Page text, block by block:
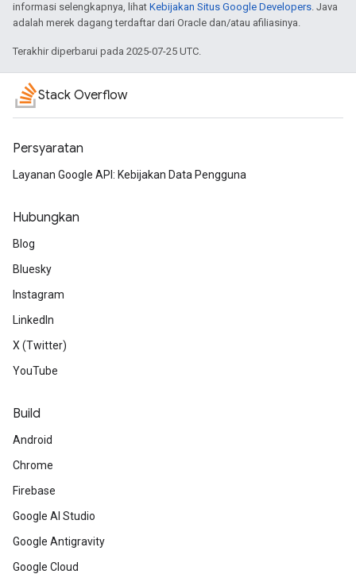
informasi selengkapnya, lihat Kebijakan Situs Google Developers. Java
adalah merek dagang terdaftar dari Oracle dan/atau afiliasinya.
Terakhir diperbarui pada 2025-07-25 UTC.
Stack Overflow
Persyaratan
Layanan Google API: Kebijakan Data Pengguna
Hubungkan
Blog
Bluesky
Instagram
LinkedIn
X (Twitter)
YouTube
Build
Android
Chrome
Firebase
Google AI Studio
Google Antigravity
Google Cloud